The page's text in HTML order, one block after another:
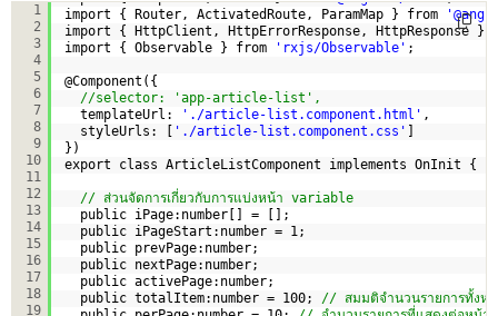
1
2
3
4
5
6
7
8
9
10
11
12
13
14
15
16
17
18
19
import { Router, ActivatedRoute, ParamMap } from
import { HttpClient, HttpErrorResponse, HttpResponse }
import { Observable } from
'rxjs/Observable' ;
@Component({
//selector: 'app-article-list',
templateUrl:
'./article-list.component.html' ,
styleUrls: [ './article-list.component.css' ]
})
export class ArticleListComponent implements OnInit {
// ส่วนจัดการเกี่ยวกับการแบ่งหน้า variable
public iPage:number[] = [];
public iPageStart:number = 1;
public prevPage:number;
public nextPage:number;
public activePage:number;
public totalItem:number = 100; // สมมติจำนวนรายการทั้งห